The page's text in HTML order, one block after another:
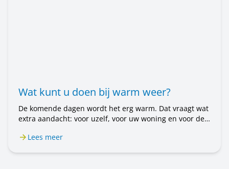
Wat kunt u doen bij warm weer?
De komende dagen wordt het erg warm. Dat vraagt wat
extra aandacht: voor uzelf, voor uw woning en voor de
doen.Lees meer